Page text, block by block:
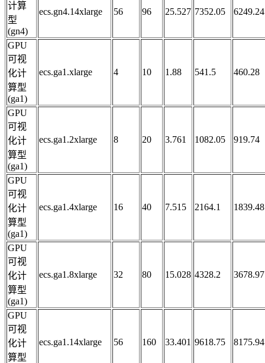
计算
型
(gn4)
ecs.gn4.14xlarge 56 96 25.527 7352.05 6249.24
GPU
可视
化计
算型
(ga1)
ecs.ga1.xlarge 4 10 1.88 541.5 460.28
GPU
可视
化计
算型
(ga1)
ecs.ga1.2xlarge 8 20 3.761 1082.05 919.74
GPU
可视
化计
算型
(ga1)
ecs.ga1.4xlarge 16 40 7.515 2164.1 1839.48
GPU
可视
化计
算型
(ga1)
ecs.ga1.8xlarge 32 80 15.028 4328.2 3678.97
GPU
可视
化计
算型
ecs.ga1.14xlarge 56 160 33.401 9618.75 8175.94